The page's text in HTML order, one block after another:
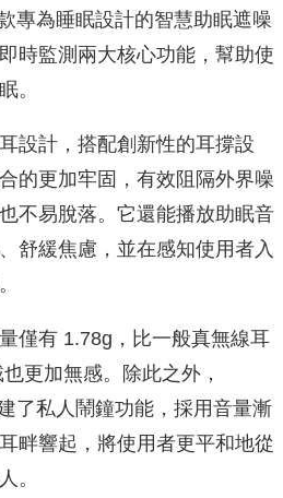
專為睡眠設計的智慧助眠遮噪
時監測兩大核心功能，幫助使
。
設計，搭配創新性的耳撐設
的更加牢固，有效阻隔外界噪
不易脫落。它還能播放助眠音
舒緩焦慮，並在感知使用者入
僅有 1.78g，比一般真無線耳
更加無感。除此之外，
了私人鬧鐘功能，採用音量漸
畔響起，將使用者更平和地從
。